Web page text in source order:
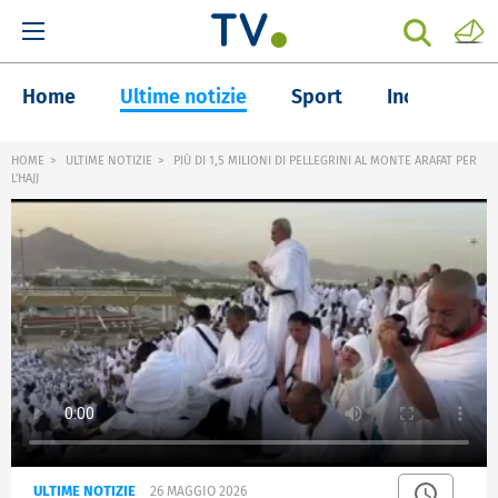
Home Ultime notizie Sport Inchieste
HOME ULTIME NOTIZIE
PIÙ DI 1,5 MILIONI DI PELLEGRINI AL MONTE ARAFAT PER
L'HAJJ
ULTIME NOTIZIE 26 MAGGIO 2026